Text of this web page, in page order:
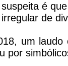
é
de
um
por